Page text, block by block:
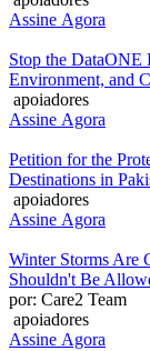
Assine Agora
Stop the DataONE
Environment, and
apoiadores
Assine Agora
Petition for the
Destinations in
apoiadores
Assine Agora
Winter Storms Are
Shouldn't Be
por: Care2 Team
apoiadores
Assine Agora